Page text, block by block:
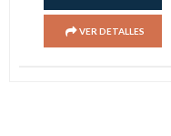
VER DETALLES